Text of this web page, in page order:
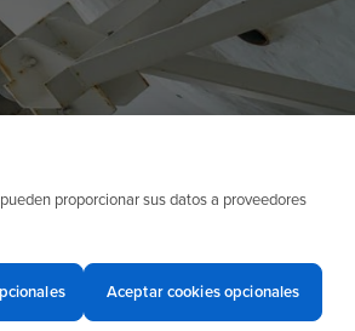
Avisos de Privacidad
proporcionar sus datos a proveedores
Aceptar cookies opcionales